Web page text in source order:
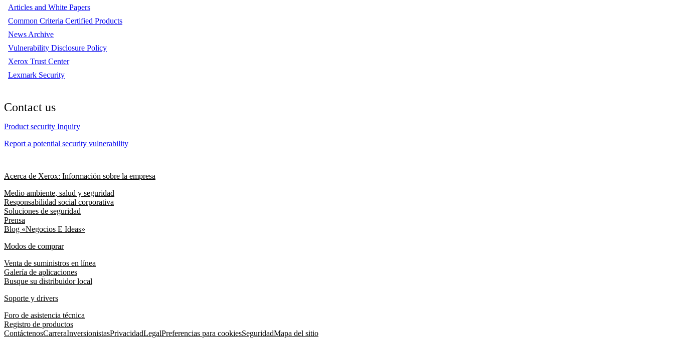
Articles and White Papers
Common Criteria Certified Products
News Archive
Vulnerability Disclosure Policy
Xerox Trust Center
Lexmark Security
Contact us
Product security Inquiry
Report a potential security vulnerability
Acerca de Xerox: Información sobre la empresa
Medio ambiente, salud y seguridad
Responsabilidad social corporativa
Soluciones de seguridad
Prensa
Blog «Negocios E Ideas»
Modos de comprar
Venta de suministros en línea
Galería de aplicaciones
Busque su distribuidor local
Soporte y drivers
Foro de asistencia técnica
Registro de productos
ContáctenosCarreraInversionistasPrivacidadLegalPreferencias para cookiesSeguridadMapa del sitio